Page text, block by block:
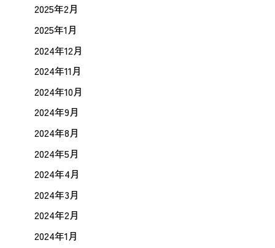
2025年2月
2025年1月
2024年12月
2024年11月
2024年10月
2024年9月
2024年8月
2024年5月
2024年4月
2024年3月
2024年2月
2024年1月